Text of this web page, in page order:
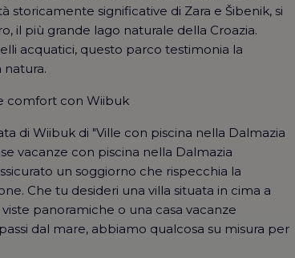
storicamente significative di Zara e Šibenik, si
il più grande lago naturale della Croazia.
acquatici, questo parco testimonia la
comfort con Wiibuk
di Wiibuk di "Ville con piscina nella Dalmazia
vacanze con piscina nella Dalmazia
un soggiorno che rispecchia la
Che tu desideri una villa situata in cima a
panoramiche o una casa vacanze
dal mare, abbiamo qualcosa su misura per